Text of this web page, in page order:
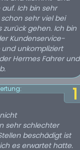
Ich bin sehr
sehr viel bei
gehen. Ich bin
Kundenservice-
unkompliziert
Hermes Fahrer und
1
sehr schlechter
beschädigt ist
es erwartet hatte.